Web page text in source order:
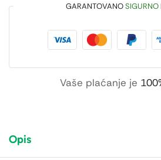
GARANTOVANOSIGURNO
Vaše plaćanje je
Opis